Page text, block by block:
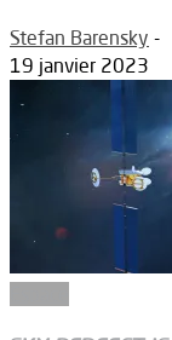
Stefan Barensky -
19 janvier 2023